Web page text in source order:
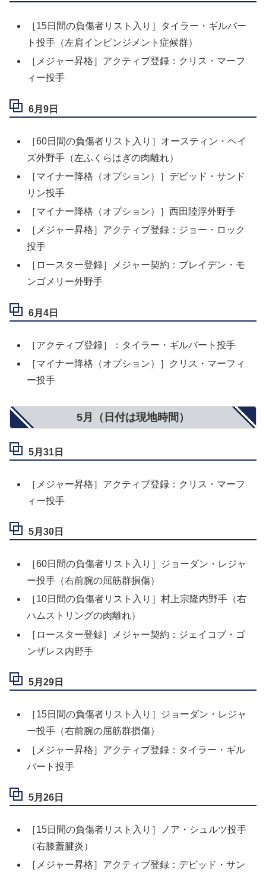
［15日間の負傷者リスト入り］タイラー・ギルバー
ト投手（左肩インピンジメント症候群）
［メジャー昇格］アクティブ登録：クリス・マーフ
ィー投手
6月9日
［60日間の負傷者リスト入り］オースティン・ヘイ
ズ外野手（左ふくらはぎの肉離れ）
［マイナー降格（オプション）］デビッド・サンド
リン投手
［マイナー降格（オプション）］西田陸浮外野手
［メジャー昇格］アクティブ登録：ジョー・ロック
投手
［ロースター登録］メジャー契約：ブレイデン・モ
ンゴメリー外野手
6月4日
［アクティブ登録］：タイラー・ギルバート投手
［マイナー降格（オプション）］クリス・マーフィ
ー投手
5月（日付は現地時間）
5月31日
［メジャー昇格］アクティブ登録：クリス・マーフ
ィー投手
5月30日
［60日間の負傷者リスト入り］ジョーダン・レジャ
ー投手（右前腕の屈筋群損傷）
［10日間の負傷者リスト入り］村上宗隆内野手（右
ハムストリングの肉離れ）
［ロースター登録］メジャー契約：ジェイコブ・ゴ
ンザレス内野手
5月29日
［15日間の負傷者リスト入り］ジョーダン・レジャ
ー投手（右前腕の屈筋群損傷）
［メジャー昇格］アクティブ登録：タイラー・ギル
バート投手
5月26日
［15日間の負傷者リスト入り］ノア・シュルツ投手
（右膝蓋腱炎）
［メジャー昇格］アクティブ登録：デビッド・サン